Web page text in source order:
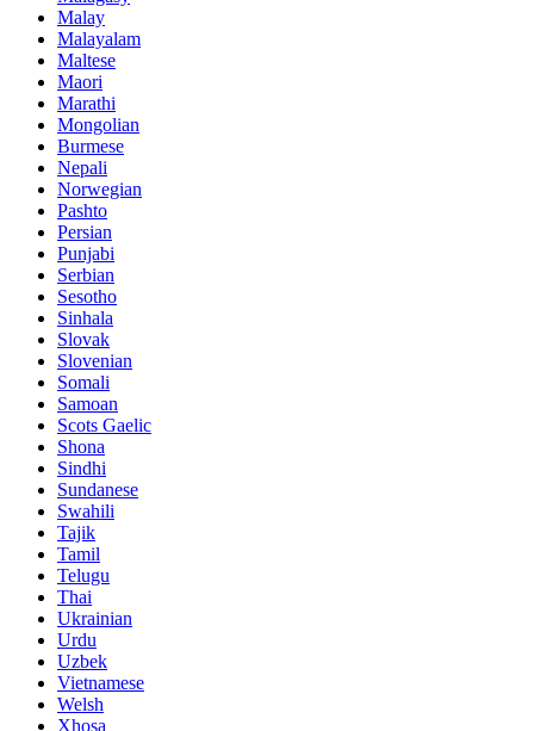
Malay
Malayalam
Maltese
Maori
Marathi
Mongolian
Burmese
Nepali
Norwegian
Pashto
Persian
Punjabi
Serbian
Sesotho
Sinhala
Slovak
Slovenian
Somali
Samoan
Scots Gaelic
Shona
Sindhi
Sundanese
Swahili
Tajik
Tamil
Telugu
Thai
Ukrainian
Urdu
Uzbek
Vietnamese
Welsh
Xhosa